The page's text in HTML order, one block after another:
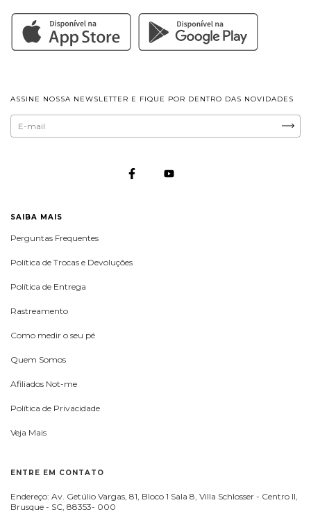
ASSINE NOSSA NEWSLETTER E FIQUE POR DENTRO DAS NOVIDADES
SAIBA MAIS
Perguntas Frequentes
Política de Trocas e Devoluções
Política de Entrega
Rastreamento
Como medir o seu pé
Quem Somos
Afiliados Not-me
Política de Privacidade
Veja Mais
ENTRE EM CONTATO
Endereço: Av. Getúlio Vargas, 81, Bloco 1 Sala 8, Villa Schlosser - Centro II,
Brusque - SC, 88353- 000